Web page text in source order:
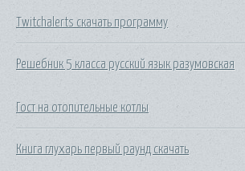
Twitchalerts скачать программу
Решебник 5 класса русский язык разумовская
Гост на отопительные котлы
Книга глухарь первый раунд скачать